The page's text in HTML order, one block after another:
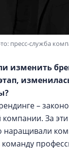
пресс-служба
изменить
–
За
наращивали